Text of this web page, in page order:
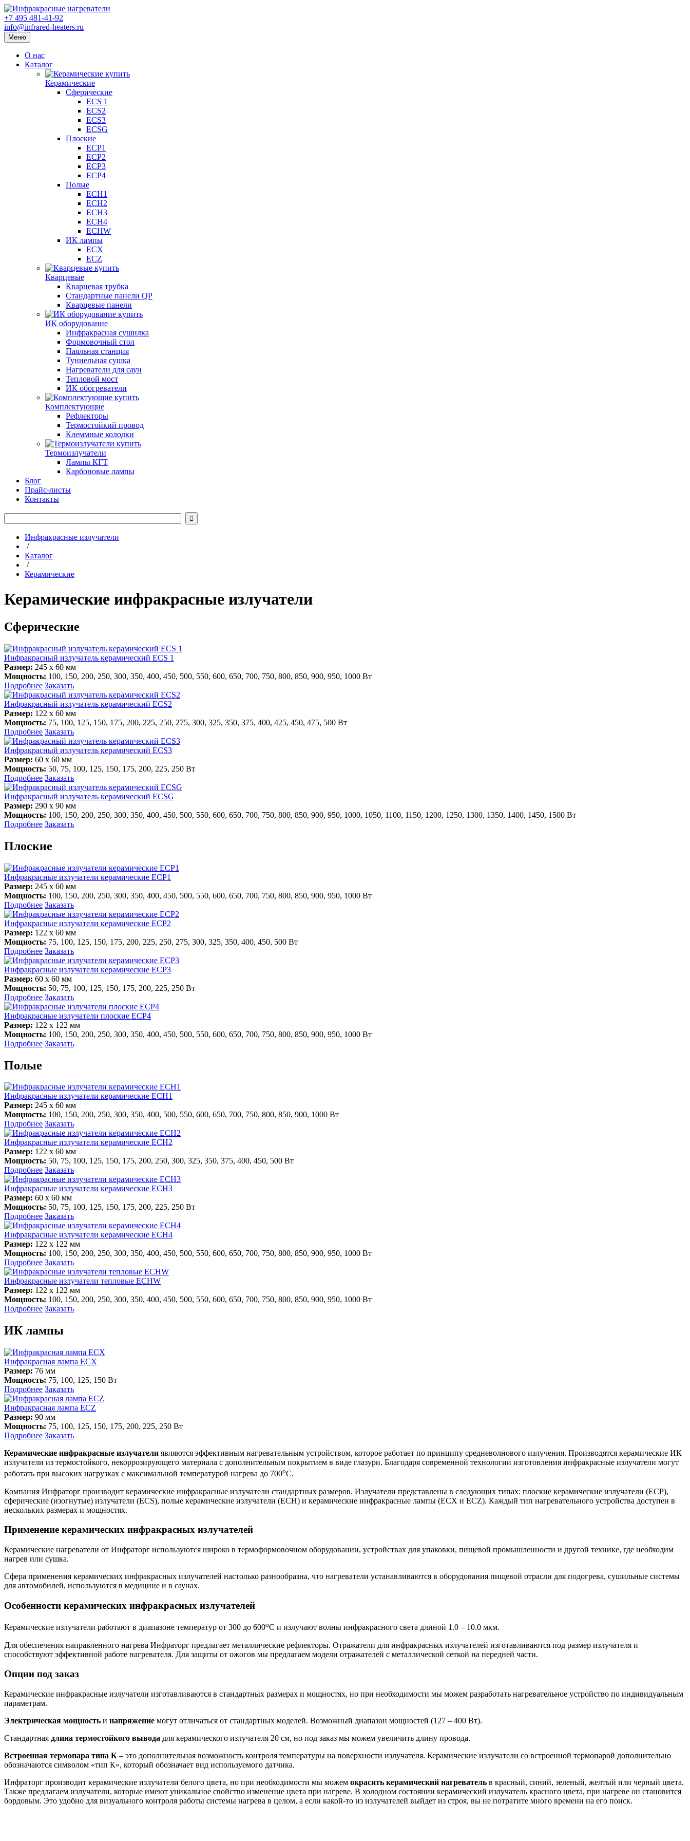
+7 495 481-41-92
info@infrared-heaters.ru
Меню
О нас
Каталог
Керамические
Сферические
ECS 1
ECS2
ECS3
ECSG
Плоские
ECP1
ECP2
ECP3
ECP4
Полые
ECH1
ECH2
ECH3
ECH4
ECHW
ИК лампы
ECX
ECZ
Кварцевые
Кварцевая трубка
Стандартные панели QP
Кварцевые панели
ИК оборудование
Инфракрасная сушилка
Формовочный стол
Паяльная станция
Туннельная сушка
Нагреватели для саун
Тепловой мост
ИК обогреватели
Комплектующие
Рефлекторы
Термостойкий провод
Клеммные колодки
Термоизлучатели
Лампы КГТ
Карбоновые лампы
Блог
Прайс-листы
Контакты

Инфракрасные излучатели
/
Каталог
/
Керамические
Керамические инфракрасные излучатели
Сферические
Инфракрасный излучатель керамический ECS 1
Размер: 245 х 60 мм
Мощность: 100, 150, 200, 250, 300, 350, 400, 450, 500, 550, 600, 650, 700, 750, 800, 850, 900, 950, 1000 Вт
Подробнее Заказать
Инфракрасный излучатель керамический ECS2
Размер: 122 х 60 мм
Мощность: 75, 100, 125, 150, 175, 200, 225, 250, 275, 300, 325, 350, 375, 400, 425, 450, 475, 500 Вт
Подробнее Заказать
Инфракрасный излучатель керамический ECS3
Размер: 60 х 60 мм
Мощность: 50, 75, 100, 125, 150, 175, 200, 225, 250 Вт
Подробнее Заказать
Инфракрасный излучатель керамический ECSG
Размер: 290 х 90 мм
Мощность: 100, 150, 200, 250, 300, 350, 400, 450, 500, 550, 600, 650, 700, 750, 800, 850, 900, 950, 1000, 1050, 1100, 1150, 1200, 1250, 1300, 1350, 1400, 1450, 1500 Вт
Подробнее Заказать
Плоские
Инфракрасные излучатели керамические ECP1
Размер: 245 х 60 мм
Мощность: 100, 150, 200, 250, 300, 350, 400, 450, 500, 550, 600, 650, 700, 750, 800, 850, 900, 950, 1000 Вт
Подробнее Заказать
Инфракрасные излучатели керамические ECP2
Размер: 122 х 60 мм
Мощность: 75, 100, 125, 150, 175, 200, 225, 250, 275, 300, 325, 350, 400, 450, 500 Вт
Подробнее Заказать
Инфракрасные излучатели керамические ECP3
Размер: 60 х 60 мм
Мощность: 50, 75, 100, 125, 150, 175, 200, 225, 250 Вт
Подробнее Заказать
Инфракрасные излучатели плоские ECP4
Размер: 122 х 122 мм
Мощность: 100, 150, 200, 250, 300, 350, 400, 450, 500, 550, 600, 650, 700, 750, 800, 850, 900, 950, 1000 Вт
Подробнее Заказать
Полые
Инфракрасные излучатели керамические ECH1
Размер: 245 х 60 мм
Мощность: 100, 150, 200, 250, 300, 350, 400, 500, 550, 600, 650, 700, 750, 800, 850, 900, 1000 Вт
Подробнее Заказать
Инфракрасные излучатели керамические ECH2
Размер: 122 х 60 мм
Мощность: 50, 75, 100, 125, 150, 175, 200, 250, 300, 325, 350, 375, 400, 450, 500 Вт
Подробнее Заказать
Инфракрасные излучатели керамические ECH3
Размер: 60 х 60 мм
Мощность: 50, 75, 100, 125, 150, 175, 200, 225, 250 Вт
Подробнее Заказать
Инфракрасные излучатели керамические ECH4
Размер: 122 х 122 мм
Мощность: 100, 150, 200, 250, 300, 350, 400, 450, 500, 550, 600, 650, 700, 750, 800, 850, 900, 950, 1000 Вт
Подробнее Заказать
Инфракрасные излучатели тепловые ECHW
Размер: 122 х 122 мм
Мощность: 100, 150, 200, 250, 300, 350, 400, 450, 500, 550, 600, 650, 700, 750, 800, 850, 900, 950, 1000 Вт
Подробнее Заказать
ИК лампы
Инфракрасная лампа ECX
Размер: 76 мм
Мощность: 75, 100, 125, 150 Вт
Подробнее Заказать
Инфракрасная лампа ECZ
Размер: 90 мм
Мощность: 75, 100, 125, 150, 175, 200, 225, 250 Вт
Подробнее Заказать
Керамические инфракрасные излучатели являются эффективным нагревательным устройством, которое работает по принципу средневолнового излучения. Производятся керамические ИК
излучатели из термостойкого, некоррозирующего материала с дополнительным покрытием в виде глазури. Благодаря современной технологии изготовления инфракрасные излучатели могут
работать при высоких нагрузках с максимальной температурой нагрева до 700оС.
Компания Инфраторг производит керамические инфракрасные излучатели стандартных размеров. Излучатели представлены в следующих типах: плоские керамические излучатели (ECP),
сферические (изогнутые) излучатели (ECS), полые керамические излучатели (ECH) и керамические инфракрасные лампы (ECX и ECZ). Каждый тип нагревательного устройства доступен в
нескольких размерах и мощностях.
Применение керамических инфракрасных излучателей
Керамические нагреватели от Инфраторг используются широко в термоформовочном оборудовании, устройствах для упаковки, пищевой промышленности и другой технике, где необходим
нагрев или сушка.
Сфера применения керамических инфракрасных излучателей настолько разнообразна, что нагреватели устанавливаются в оборудования пищевой отрасли для подогрева, сушильные системы
для автомобилей, используются в медицине и в саунах.
Особенности керамических инфракрасных излучателей
Керамические излучатели работают в диапазоне температур от 300 до 600оС и излучают волны инфракрасного света длиной 1.0 – 10.0 мкм.
Для обеспечения направленного нагрева Инфраторг предлагает металлические рефлекторы. Отражатели для инфракрасных излучателей изготавливаются под размер излучателя и
способствуют эффективной работе нагревателя. Для защиты от ожогов мы предлагаем модели отражателей с металлической сеткой на передней части.
Опции под заказ
Керамические инфракрасные излучатели изготавливаются в стандартных размерах и мощностях, но при необходимости мы можем разработать нагревательное устройство по индивидуальным
параметрам.
Электрическая мощность и напряжение могут отличаться от стандартных моделей. Возможный диапазон мощностей (127 – 400 Вт).
Стандартная длина термостойкого вывода для керамического излучателя 20 см, но под заказ мы можем увеличить длину провода.
Встроенная термопара типа К – это дополнительная возможность контроля температуры на поверхности излучателя. Керамические излучатели со встроенной термопарой дополнительно
обозначаются символом «тип К», который обозначает вид используемого датчика.
Инфраторг производит керамические излучатели белого цвета, но при необходимости мы можем окрасить керамический нагреватель в красный, синий, зеленый, желтый или черный цвета.
Также предлагаем излучатели, которые имеют уникальное свойство изменение цвета при нагреве. В холодном состоянии керамический излучатель красного цвета, при нагреве он становится
бордовым. Это удобно для визуального контроля работы системы нагрева в целом, а если какой-то из излучателей выйдет из строя, вы не потратите много времени на его поиск.